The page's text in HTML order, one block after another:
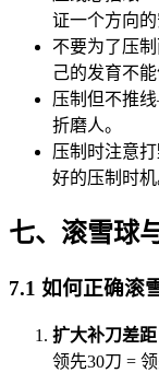
证一个方向的
不要为了压
己的发育不能
压制但不推
折磨人。
压制时注意
好的压制时机
七、滚雪球
7.1 如何正确滚
扩大补刀差距
领先30刀 =